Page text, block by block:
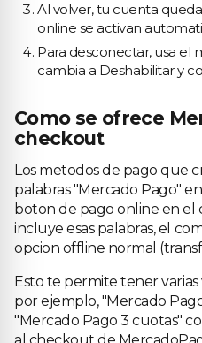
Al volver, tu cuenta
online se activan
Para desconectar, usa el
cambia a Deshabilitar y
Como se ofrece
checkout
Los metodos de pago que
palabras "Mercado Pago"
boton de pago online en
incluye esas palabras, el
opcion offline normal
Esto te permite tener
por ejemplo, "Mercado
"Mercado Pago 3 cuotas"